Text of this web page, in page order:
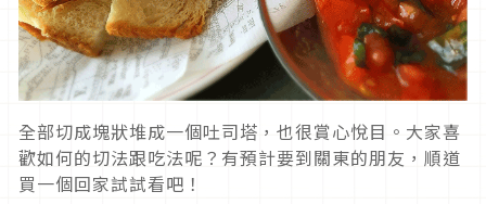
全部切成塊狀堆成一個吐司塔，也很賞心悅目。大家喜
歡如何的切法跟吃法呢？有預計要到關東的朋友，順道
買一個回家試試看吧！